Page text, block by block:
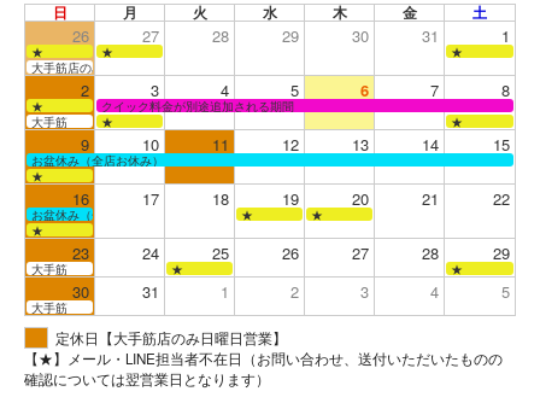
日 月 火 水 木 金 土
26 27 28 29 30 31 1
★ ★
★
大手筋店のみ営業
2 3 4 5 6 7 8
★
クイック料金が別途追加される期間
大手筋
★ ★
9 10 11 12 13 14 15
お盆休み（全店お休み）
★
16 17 18 19 20 21 22
お盆休み（全店お休み） ★
★
★
23 24 25 26 27 28 29
大手筋 ★ ★
30 31 1 2 3 4 5
大手筋
定休日【大手筋店のみ日曜日営業】
【★】メール・LINE担当者不在日（お問い合わせ、送付いただいたものの
確認については翌営業日となります）